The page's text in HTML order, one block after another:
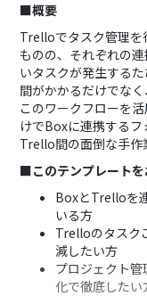
■概要
Trelloでタスク管理を
ものの、それぞれの
いタスクが発生する
間がかかるだけでな
このワークフローを
けでBoxに連携する
Trello間の面倒な手作
■このテンプレート
BoxとTrelloを
いる方
Trelloのタスク
減したい方
プロジェクト
化で徹底したい